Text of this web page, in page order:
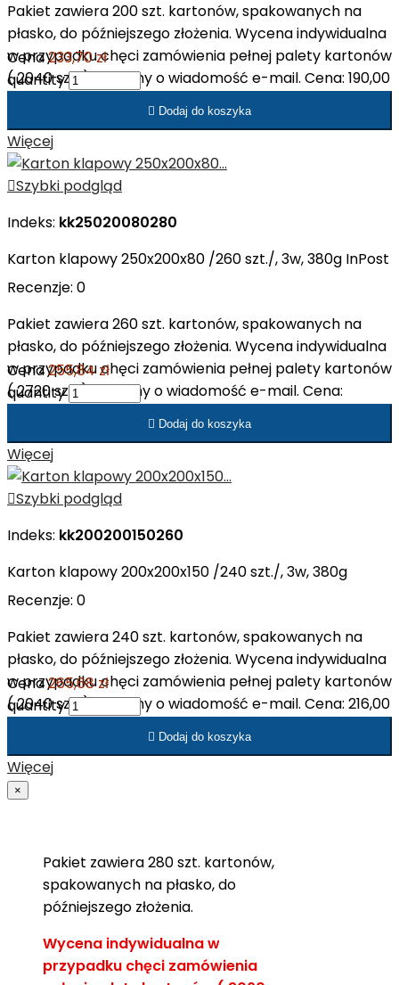
Pakiet zawiera 200 szt. kartonów, spakowanych na
płasko, do późniejszego złożenia. Wycena indywidualna
w przypadku chęci zamówienia pełnej palety kartonów
( 2040 szt. ). Prosimy o wiadomość e-mail. Cena: 190,00
Cena233,70 zł
quantity
 Dodaj do koszyka
Więcej
Szybki podgląd
Indeks: kk25020080280
Karton klapowy 250x200x80 /260 szt./, 3w, 380g InPost
Recenzje: 0
Pakiet zawiera 260 szt. kartonów, spakowanych na
płasko, do późniejszego złożenia. Wycena indywidualna
w przypadku chęci zamówienia pełnej palety kartonów
( 2720 szt. ). Prosimy o wiadomość e-mail. Cena:
Cena255,84 zł
quantity
 Dodaj do koszyka
Więcej
Szybki podgląd
Indeks: kk200200150260
Karton klapowy 200x200x150 /240 szt./, 3w, 380g
Recenzje: 0
Pakiet zawiera 240 szt. kartonów, spakowanych na
płasko, do późniejszego złożenia. Wycena indywidualna
w przypadku chęci zamówienia pełnej palety kartonów
( 2040 szt. ). Prosimy o wiadomość e-mail. Cena: 216,00
Cena265,68 zł
quantity
 Dodaj do koszyka
Więcej
×
Pakiet zawiera 280 szt. kartonów,
spakowanych na płasko, do
późniejszego złożenia.
Wycena indywidualna w
przypadku chęci zamówienia